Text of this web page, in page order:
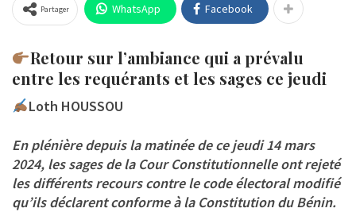
Partager WhatsApp Facebook
Retour sur l’ambiance qui a prévalu
entre les requérants et les sages ce jeudi
Loth HOUSSOU
En plénière depuis la matinée de ce jeudi 14 mars
2024, les sages de la Cour Constitutionnelle ont rejeté
les différents recours contre le code électoral modifié
qu’ils déclarent conforme à la Constitution du Bénin.